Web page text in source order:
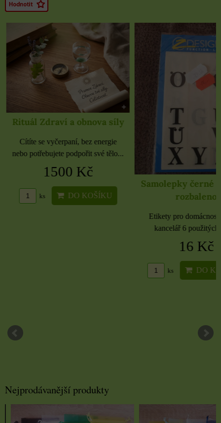
Rituál Zdraví a obnova síly
Cítíte se vyčerpaní, bez energie
nebo potřebujete podpořit své tělo...
1500 Kč
ks DO KOŠÍKU
Samolepky černé
rozbaleno
Etikety pro
kancelář 6 použitých
16 Kč
ks DO
Nejprodávanější produkty